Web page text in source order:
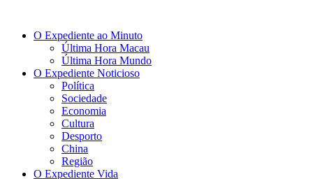
O Expediente ao Minuto
Última Hora Macau
Última Hora Mundo
O Expediente Noticioso
Política
Sociedade
Economia
Cultura
Desporto
China
Região
O Expediente Vida